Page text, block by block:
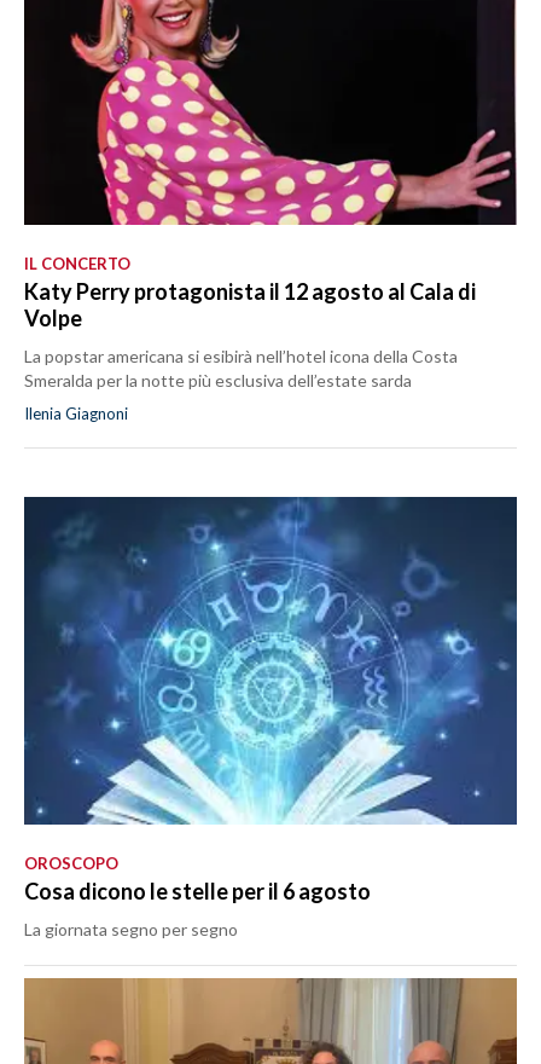
IL CONCERTO
Katy Perry protagonista il 12 agosto al Cala di
Volpe
La popstar americana si esibirà nell’hotel icona della Costa
Smeralda per la notte più esclusiva dell’estate sarda
Ilenia Giagnoni
OROSCOPO
Cosa dicono le stelle per il 6 agosto
La giornata segno per segno